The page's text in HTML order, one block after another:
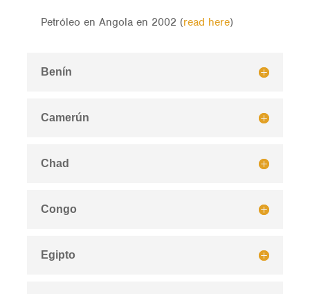
Petróleo en Angola en 2002 (read here)
Benín
Camerún
Chad
Congo
Egipto